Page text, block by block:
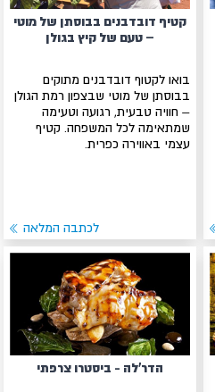
קטיף דובדבנים בבוסתן של מוטי
– טעם של קיץ בגולן
בואו לקטוף דובדבנים מתוקים
בבוסתן של מוטי שבצפון רמת הגולן
– חוויה טבעית, רגועה וטעימה
שמתאימה לכל המשפחה. קטיף
עצמי באווירה כפרית.
לכתבה המלאה
הדר'לה - ביסטרו צרפתי